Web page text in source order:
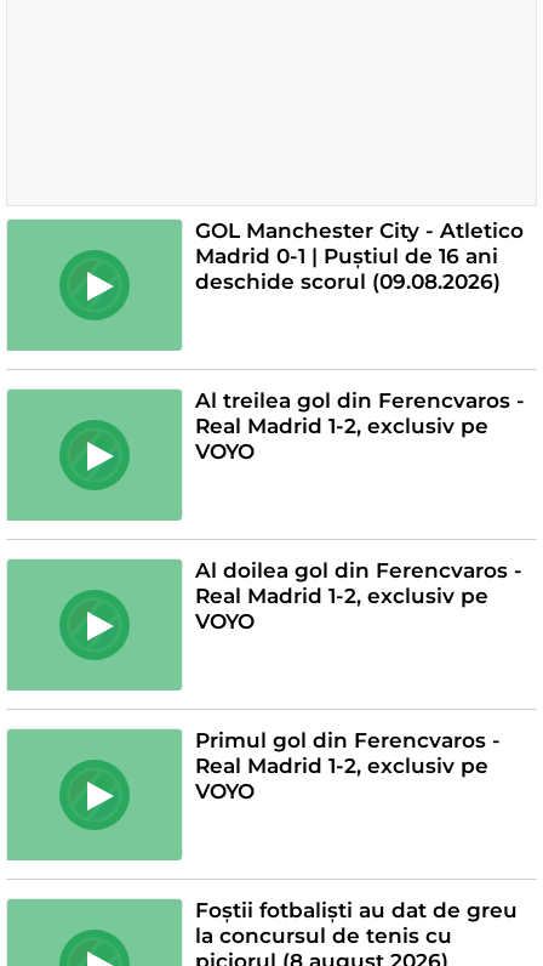
GOL Manchester City - Atletico
Madrid 0-1 | Puștiul de 16 ani
deschide scorul (09.08.2026)
Al treilea gol din Ferencvaros -
Real Madrid 1-2, exclusiv pe
VOYO
Al doilea gol din Ferencvaros -
Real Madrid 1-2, exclusiv pe
VOYO
Primul gol din Ferencvaros -
Real Madrid 1-2, exclusiv pe
VOYO
Foștii fotbaliști au dat de greu
la concursul de tenis cu
piciorul (8 august 2026)